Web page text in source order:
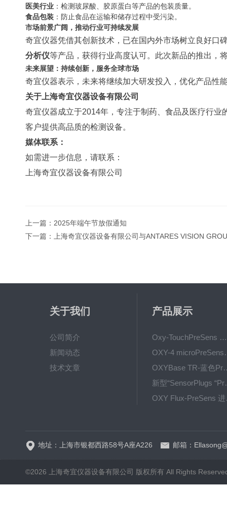
医美行业 ：检测玻尿酸、胶原蛋白等产品的包装质量。
食品包装 ：防止食品在运输和储存过程中受污染。
市场前景广阔，推动行业可持续发展
奇宜仪器凭借其创新技术，已在国内外市场树立良好口
分析仪等产品，获得行业高度认可。此次新品的推出，
未来展望：持续创新，服务全球市场
奇宜仪器表示，未来将继续加大研发投入，优化产品性
关于上海奇宜仪器设备有限公司
奇宜仪器成立于2014年，专注于制药、食品及医疗行
客户提供高品质的检测设备。
媒体联系：
如需进一步信息，请联系：
上海奇宜仪器设备有限公司
上一篇： 2025年端午节放假通知
下一篇：
上海奇宜仪器设备有限公司与ANTARES VISION
关于我们
公司简介
新闻动态
技术文章
产品展示
Oxy-TouchPreSens 氧分析仪 多孔培养容器监测
OXY-4
OXYBase TR-蓝色
新型
地址：上海市银都西路58号A座A226 邮箱：
©2026 上海奇宜仪器设备有限公司 版权所有 All Rights